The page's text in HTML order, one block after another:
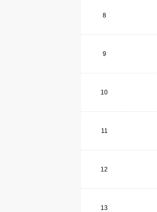
8
9
10
11
12
13